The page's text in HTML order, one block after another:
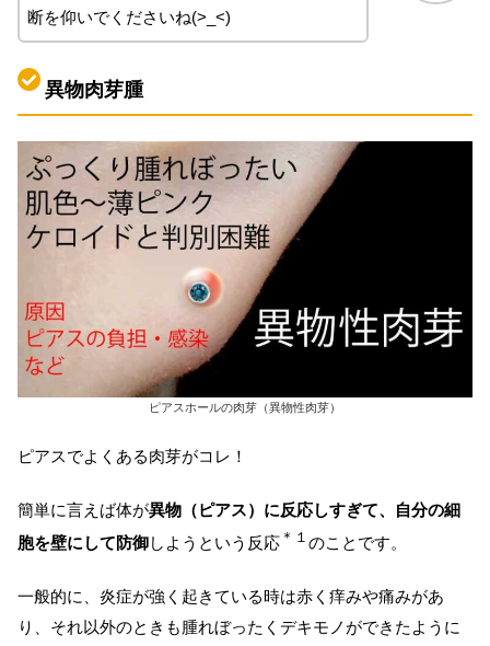
断を仰いでくださいね(>_<)
異物肉芽腫
ピアスホールの肉芽（異物性肉芽）
ピアスでよくある肉芽がコレ！
簡単に言えば体が異物（ピアス）に反応しすぎて、自分の細
胞を壁にして防御しようという反応 ＊１ のことです。
一般的に、炎症が強く起きている時は赤く痒みや痛みがあ
り、それ以外のときも腫れぼったくデキモノができたように